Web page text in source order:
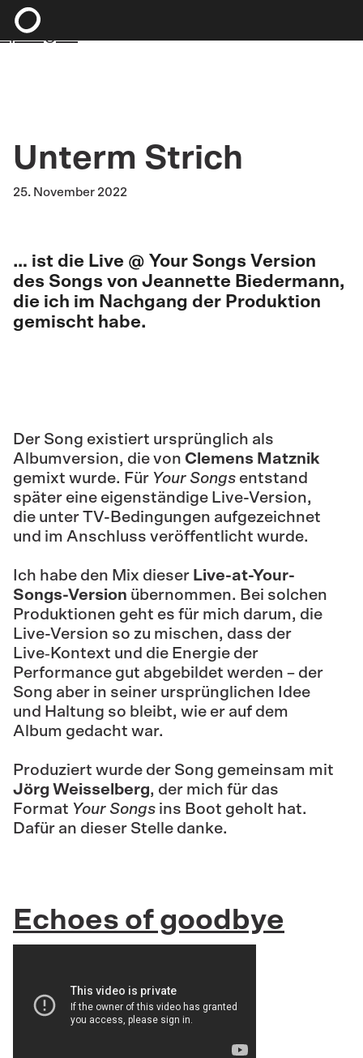
Zum Hauptinhalt springen
springen
Unterm Strich
25. November 2022
… ist die Live @ Your Songs Version
des Songs von Jeannette Biedermann,
die ich im Nachgang der Produktion
gemischt habe.
Der Song existiert ursprünglich als
Albumversion, die von Clemens Matznik
gemixt wurde. Für Your Songs entstand
später eine eigenständige Live-Version,
die unter TV-Bedingungen aufgezeichnet
und im Anschluss veröffentlicht wurde.
Ich habe den Mix dieser Live-at-Your-
Songs-Version übernommen. Bei solchen
Produktionen geht es für mich darum, die
Live-Version so zu mischen, dass der
Live‑Kontext und die Energie der
Performance gut abgebildet werden – der
Song aber in seiner ursprünglichen Idee
und Haltung so bleibt, wie er auf dem
Album gedacht war.
Produziert wurde der Song gemeinsam mit
Jörg Weisselberg, der mich für das
Format Your Songs ins Boot geholt hat.
Dafür an dieser Stelle danke.
Echoes of goodbye